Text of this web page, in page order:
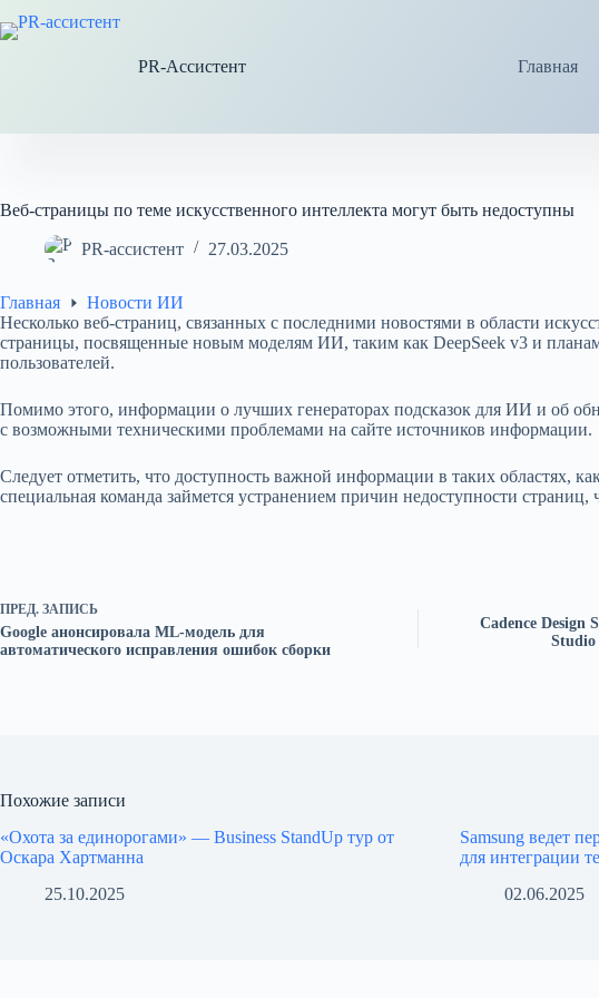
к
PR-Ассистент
Главная
Веб-страницы по теме искусственного интеллекта могут быть недоступны
PR-ассистент 27.03.2025
Главная
Новости ИИ
Несколько веб-страниц, связанных с последними новостями в области
страницы, посвященные новым моделям ИИ, таким как DeepSeek v3 и
пользователей.
Помимо этого, информации о лучших генераторах подсказок для ИИ и об
с возможными техническими проблемами на сайте источников информации.
Следует отметить, что доступность важной информации в таких областях,
специальная команда займется устранением причин недоступности
ПРЕД. ЗАПИСЬ
Google анонсировала ML-модель для
автоматического исправления ошибок сборки
Cadence Design
Studio
Похожие записи
«Охота за единорогами» — Business StandUp тур от
Оскара Хартманна
25.10.2025
Samsung ведет
для интеграции
02.06.2025